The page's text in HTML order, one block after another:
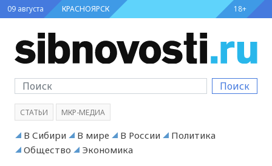
09 августа КРАСНОЯРСК 18+
Поиск
СТАТЬИ МКР-МЕДИА
В Сибири В мире В России
Политика
Общество
Экономика